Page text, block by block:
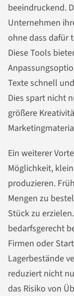
beeindruckend.
Unternehmen
ohne dass dafür
Diese Tools
Texte schnell
Dies spart nicht
größere
Ein weiterer
Möglichkeit,
produzieren.
Mengen zu
Stück zu
bedarfsgerecht
Firmen oder
Lagerbestände
reduziert nicht
das Risiko von